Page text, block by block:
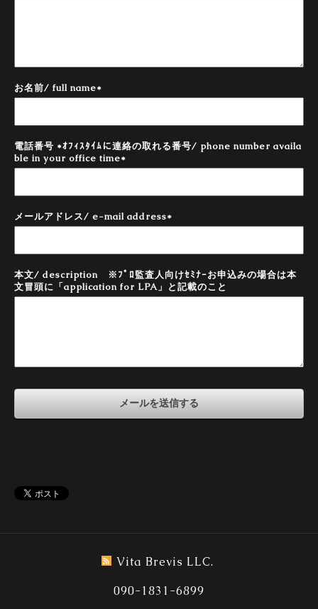
お名前/ full name*
電話番号 *ｵﾌｨｽﾀｲﾑに連絡の取れる番号/ phone number availa
ble in your office time*
メールアドレス/ e-mail address*
本文/ description ※ﾌﾟﾛ監査人向けｾﾐﾅｰお申込みの場合は本
文冒頭に「application for LPA」と記載のこと
Vita Brevis LLC.
090-1831-6899